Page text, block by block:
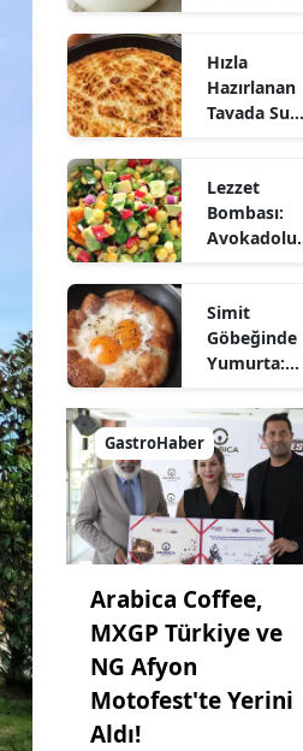
Hızla
Hazırlanan
Tavada Su
Sofralarınıza
Lezzet Katın!
Lezzet
Bombası:
Avokadolu
Simit
Göbeğinde
Yumurta:
Farklı Bir
Kahvaltı
Seçeneği
GastroHaber
Arabica Coffee,
MXGP Türkiye ve
NG Afyon
Motofest'te Yerini
Aldı!